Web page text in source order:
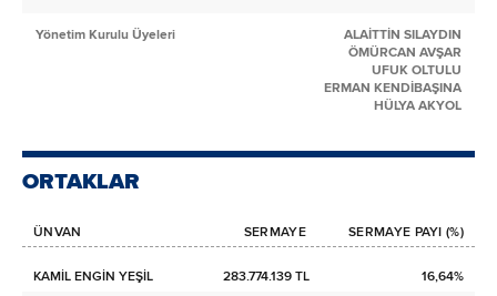
Yönetim Kurulu Üyeleri
ALAİTTİN SILAYDIN
ÖMÜRCAN AVŞAR
UFUK OLTULU
ERMAN KENDİBAŞINA
HÜLYA AKYOL
ORTAKLAR
ÜNVAN SERMAYE SERMAYE PAYI (%)
KAMİL ENGİN YEŞİL 283.774.139 TL
16,64%